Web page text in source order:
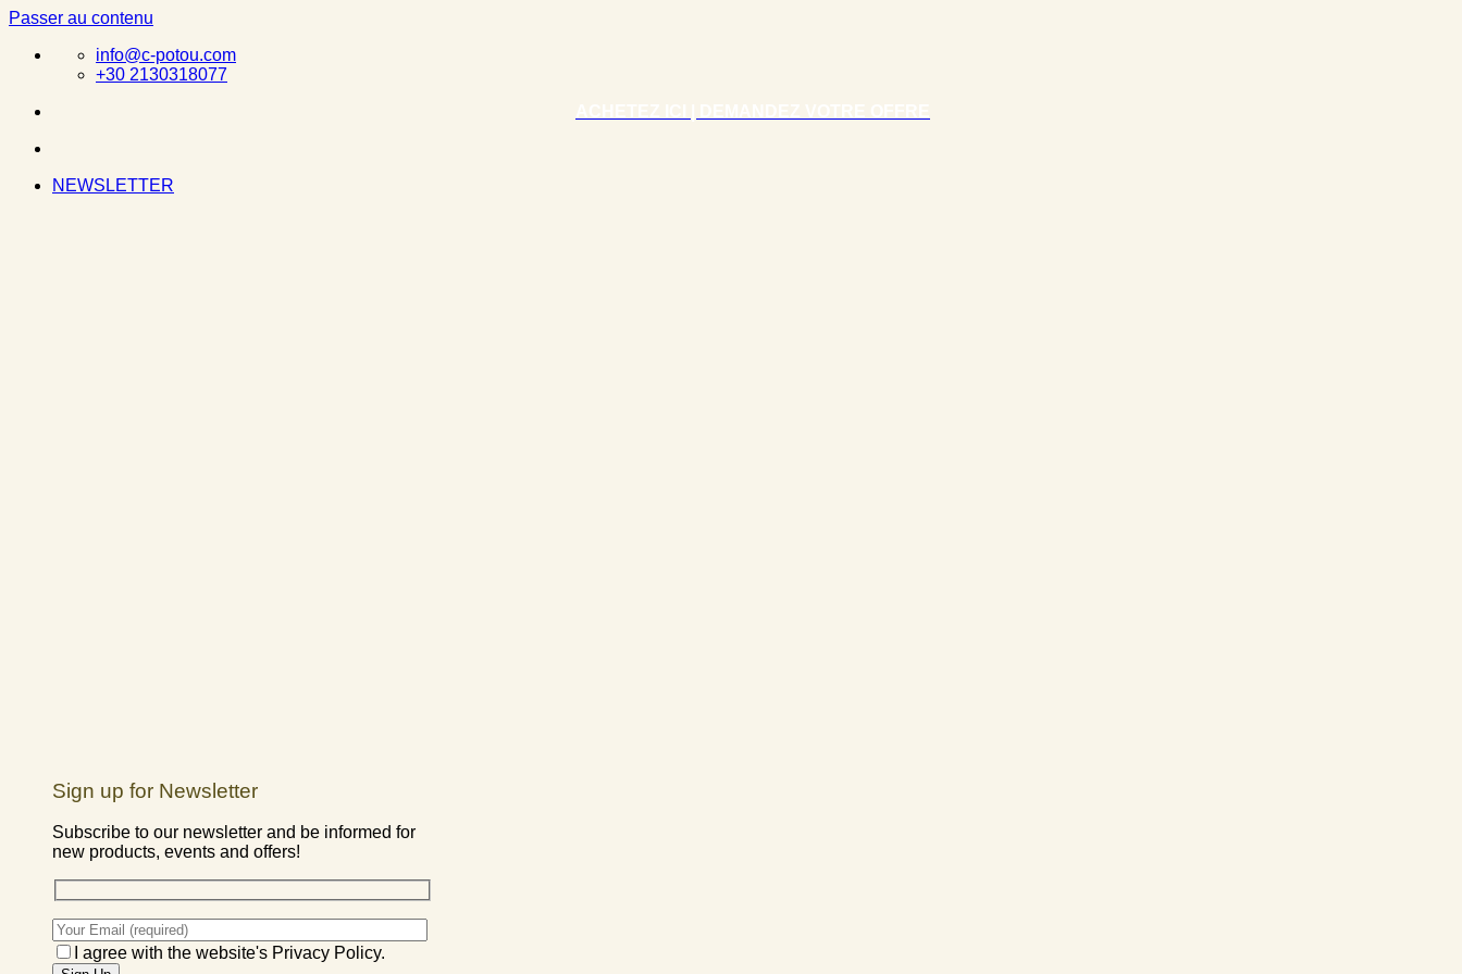
Passer au contenu
info@c-potou.com
+30 2130318077
NEWSLETTER
Sign up for Newsletter
Subscribe to our newsletter and be informed for
new products, events and offers!
I agree with the website's Privacy Policy.